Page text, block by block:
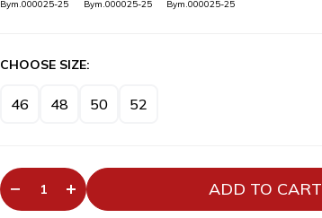
Bym.000025-25 Bym.000025-25 Bym.000025-25
CHOOSE SIZE:
46 48 50 52
ADD TO CART